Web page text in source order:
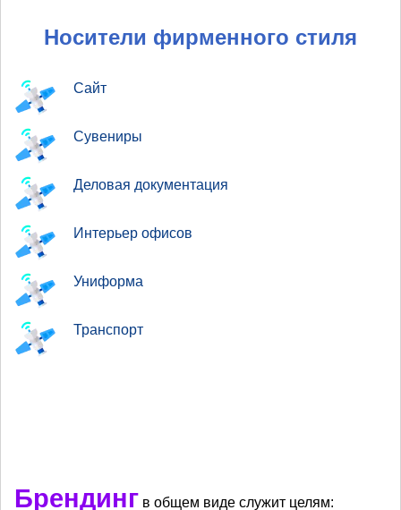
Носители фирменного стиля
Сайт
Сувениры
Деловая документация
Интерьер офисов
Униформа
Транспорт
Брендинг в общем виде служит целям: